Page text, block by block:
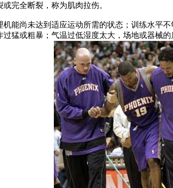
完全断裂，称为肌肉拉伤。
尚未达到适应运动所需的状态；训练水平
猛或粗暴；气温过低湿度太大，场地或器械的